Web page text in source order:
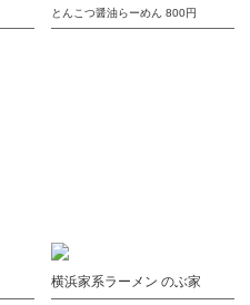
とんこつ醤油らーめん 800円
横浜家系ラーメン のぶ家